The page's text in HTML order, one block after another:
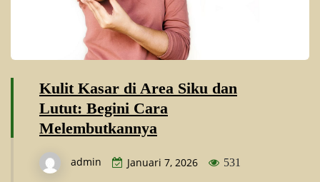
Kulit Kasar di Area Siku dan
Lutut: Begini Cara
Melembutkannya
admin Januari 7, 2026 531